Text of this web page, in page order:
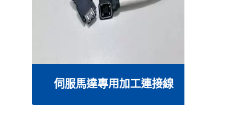
伺服馬達專用加工連接線